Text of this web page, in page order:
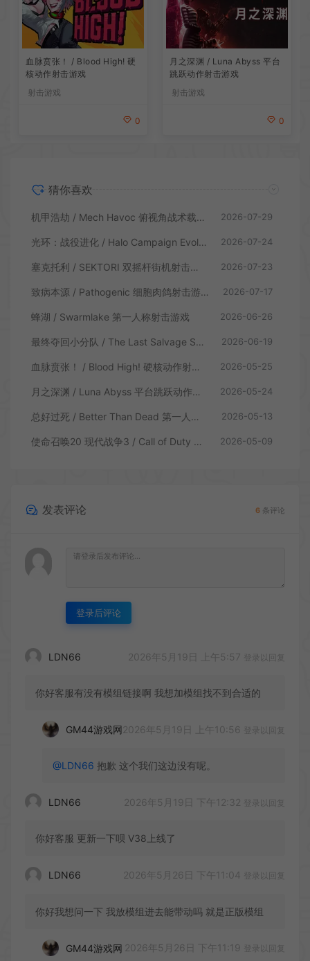
血脉贲张！ / Blood High! 硬
核动作射击游戏
射击游戏
0
月之深渊 / Luna Abyss 平台
跳跃动作射击游戏
射击游戏
0
猜你喜欢
机甲浩劫 / Mech Havoc 俯视角战术载具射击游戏 2026-07-29
光环：战役进化 / Halo Campaign Evolved 科幻射击游戏 2026-07-24
塞克托利 / SEKTORI 双摇杆街机射击游戏 2026-07-23
致病本源 / Pathogenic 细胞肉鸽射击游戏 2026-07-17
蜂湖 / Swarmlake 第一人称射击游戏 2026-06-26
最终夺回小分队 / The Last Salvage Squad 复古第一人称射击游戏 2026-06-19
血脉贲张！ / Blood High! 硬核动作射击游戏 2026-05-25
月之深渊 / Luna Abyss 平台跳跃动作射击游戏 2026-05-24
总好过死 / Better Than Dead 第一人称射击游戏 2026-05-13
使命召唤20 现代战争3 / Call of Duty Modern Warfare 3 第一人称射击游戏 2026-05-09
发表评论 6 条评论
登录后评论
LDN66 2026年5月19日 上午5:57 登录以回复
你好客服有没有模组链接啊 我想加模组找不到合适的
GM44游戏网2026年5月19日 上午10:56 登录以回复
@LDN66 抱歉 这个我们这边没有呢。
LDN66 2026年5月19日 下午12:32
你好客服 更新一下呗 V38上线了
LDN66 2026年5月26日 下午11:04 登录以回复
你好我想问一下 我放模组进去能带动吗 就是正版模组
GM44游戏网 2026年5月26日 下午11:19 登录以回复